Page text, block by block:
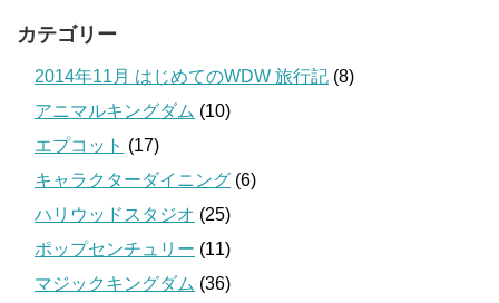
カテゴリー
2014年11月 はじめてのWDW 旅行記 (8)
アニマルキングダム (10)
エプコット (17)
キャラクターダイニング (6)
ハリウッドスタジオ (25)
ポップセンチュリー (11)
マジックキングダム (36)